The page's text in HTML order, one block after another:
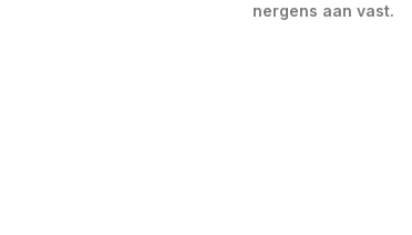
nergens aan vast.